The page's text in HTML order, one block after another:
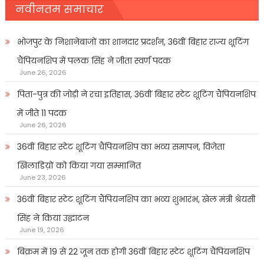
नवीनतम समाचार
भोजपुर के निशानेबाजों का शानदार प्रदर्शन, 36वीं बिहार राज्य शूटिंग
चैंपियनशिप में पलक सिंह ने जीता स्वर्ण पदक
June 26, 2026
पिता-पुत्र की जोड़ी ने रचा इतिहास, 36वीं बिहार स्टेट शूटिंग चैंपियनशिप
में जीते 11 पदक
June 26, 2026
36वीं बिहार स्टेट शूटिंग चैंपियनशिप का भव्य समापन, विजेता
खिलाडिय़ों को किया गया सम्मानित
June 23, 2026
36वीं बिहार स्टेट शूटिंग चैंपियनशिप का भव्य शुभारंभ, खेल मंत्री श्रेयसी
सिंह ने किया उद्घाटन
June 19, 2026
बिक्रम में 19 से 22 जून तक होगी 36वीं बिहार स्टेट शूटिंग चैंपियनशिप